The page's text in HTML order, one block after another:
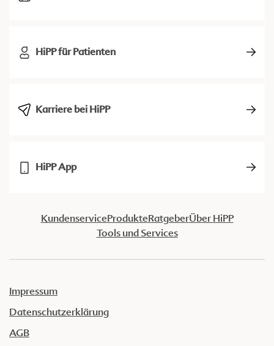
HiPP für Patienten
Karriere bei HiPP
HiPP App
KundenserviceProdukteRatgeberÜber HiPP
Tools und Services
Impressum
Datenschutzerklärung
AGB